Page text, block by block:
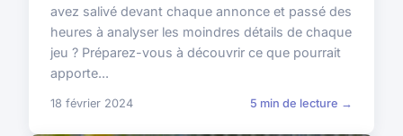
avez salivé devant chaque annonce et passé des
heures à analyser les moindres détails de chaque
jeu ? Préparez-vous à découvrir ce que pourrait
apporte...
18 février 2024 5 min de lecture →